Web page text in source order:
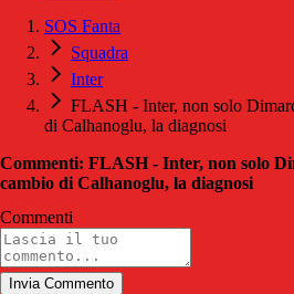
SOS Fanta
Squadra
Inter
FLASH - Inter, non solo
di Calhanoglu, la diagnosi
Commenti: FLASH - Inter, non solo
cambio di Calhanoglu, la diagnosi
Commenti
Invia Commento